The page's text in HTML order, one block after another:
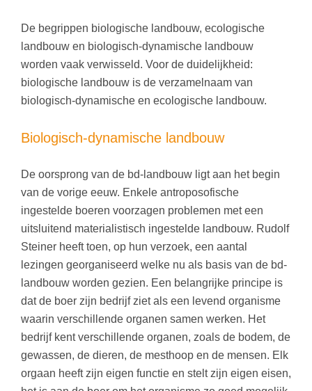
De begrippen biologische landbouw, ecologische
landbouw en biologisch-dynamische landbouw
worden vaak verwisseld. Voor de duidelijkheid:
biologische landbouw is de verzamelnaam van
biologisch-dynamische en ecologische landbouw.
Biologisch-dynamische landbouw
De oorsprong van de bd-landbouw ligt aan het begin
van de vorige eeuw. Enkele antroposofische
ingestelde boeren voorzagen problemen met een
uitsluitend materialistisch ingestelde landbouw. Rudolf
Steiner heeft toen, op hun verzoek, een aantal
lezingen georganiseerd welke nu als basis van de bd-
landbouw worden gezien. Een belangrijke principe is
dat de boer zijn bedrijf ziet als een levend organisme
waarin verschillende organen samen werken. Het
bedrijf kent verschillende organen, zoals de bodem, de
gewassen, de dieren, de mesthoop en de mensen. Elk
orgaan heeft zijn eigen functie en stelt zijn eigen eisen,